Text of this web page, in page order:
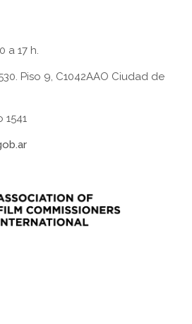
a 17 h.
Piso 9, C1042AAO Ciudad de
1541